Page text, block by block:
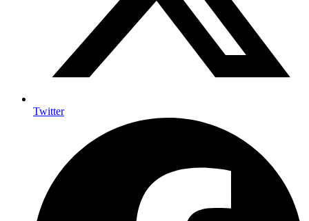
Twitter